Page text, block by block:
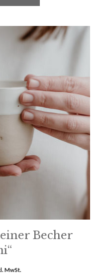
Becher
MwSt.